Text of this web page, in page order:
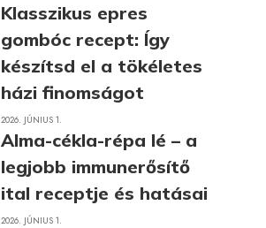
Klasszikus epres
gombóc recept: Így
készítsd el a tökéletes
házi finomságot
2026. JÚNIUS 1.
Alma-cékla-répa lé – a
legjobb immunerősítő
ital receptje és hatásai
2026. JÚNIUS 1.